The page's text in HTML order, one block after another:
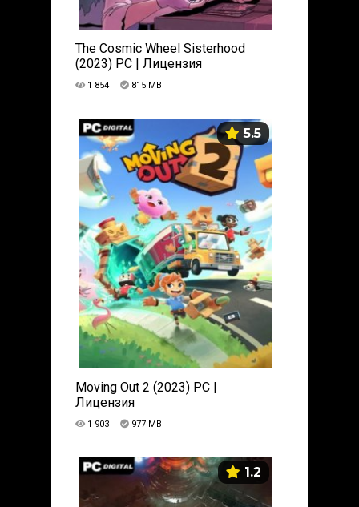
The Cosmic Wheel Sisterhood
(2023) PC | Лицензия
1 854 815 MB
5.5
Moving Out 2 (2023) PC |
Лицензия
1 903 977 MB
1.2